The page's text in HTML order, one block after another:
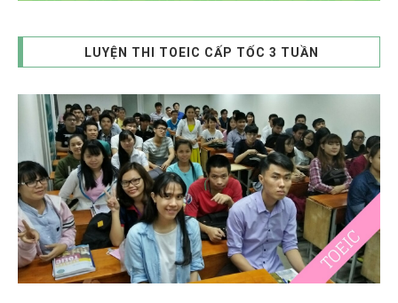
LUYỆN THI TOEIC CẤP TỐC 3 TUẦN